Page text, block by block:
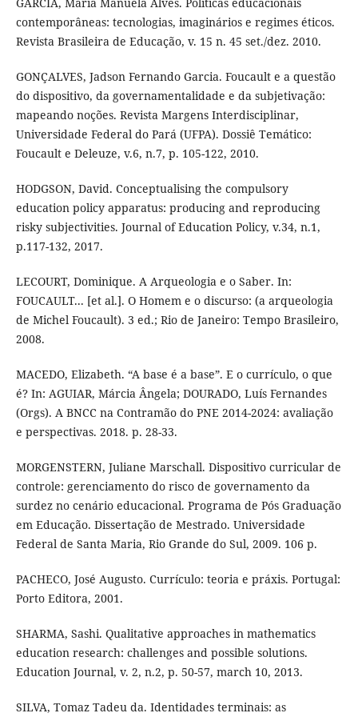
contemporâneas: tecnologias, imaginários e regimes éticos.
Revista Brasileira de Educação, v. 15 n. 45 set./dez. 2010.
GONÇALVES, Jadson Fernando Garcia. Foucault e a questão
do dispositivo, da governamentalidade e da subjetivação:
mapeando noções. Revista Margens Interdisciplinar,
Universidade Federal do Pará (UFPA). Dossiê Temático:
Foucault e Deleuze, v.6, n.7, p. 105-122, 2010.
HODGSON, David. Conceptualising the compulsory
education policy apparatus: producing and reproducing
risky subjectivities. Journal of Education Policy, v.34, n.1,
p.117-132, 2017.
LECOURT, Dominique. A Arqueologia e o Saber. In:
FOUCAULT... [et al.]. O Homem e o discurso: (a arqueologia
de Michel Foucault). 3 ed.; Rio de Janeiro: Tempo Brasileiro,
2008.
MACEDO, Elizabeth. “A base é a base”. E o currículo, o que
é? In: AGUIAR, Márcia Ângela; DOURADO, Luís Fernandes
(Orgs). A BNCC na Contramão do PNE 2014-2024: avaliação
e perspectivas. 2018. p. 28-33.
MORGENSTERN, Juliane Marschall. Dispositivo curricular de
controle: gerenciamento do risco de governamento da
surdez no cenário educacional. Programa de Pós Graduação
em Educação. Dissertação de Mestrado. Universidade
Federal de Santa Maria, Rio Grande do Sul, 2009. 106 p.
PACHECO, José Augusto. Currículo: teoria e práxis. Portugal:
Porto Editora, 2001.
SHARMA, Sashi. Qualitative approaches in mathematics
education research: challenges and possible solutions.
Education Journal, v. 2, n.2, p. 50-57, march 10, 2013.
SILVA, Tomaz Tadeu da. Identidades terminais: as